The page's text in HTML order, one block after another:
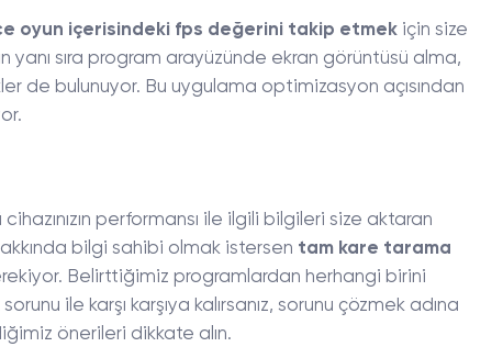
oyun içerisindeki fps değerini takip etmekiçin size
yanı sıra program arayüzünde ekran görüntüsü alma,
de bulunuyor. Bu uygulama optimizasyon açısından
performansı ile ilgili bilgileri size aktaran
bilgi sahibi olmak istersen tam kare tarama
Belirttiğimiz programlardan herhangi birini
ile karşı karşıya kalırsanız, sorunu çözmek adına
önerileri dikkate alın.